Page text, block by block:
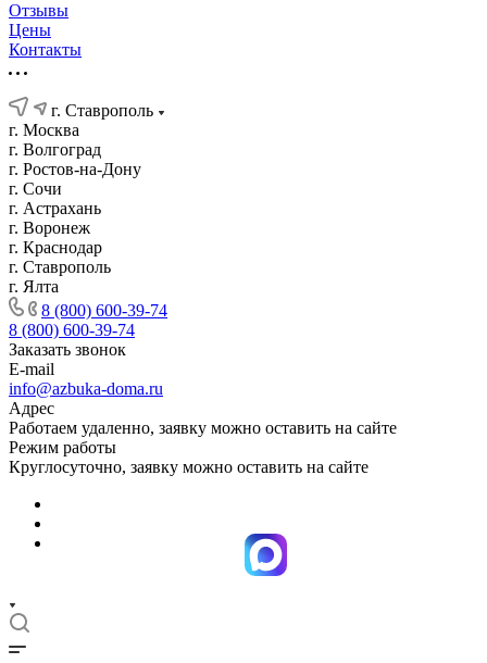
Отзывы
Цены
Контакты
г. Ставрополь
г. Москва
г. Волгоград
г. Ростов-на-Дону
г. Сочи
г. Астрахань
г. Воронеж
г. Краснодар
г. Ставрополь
г. Ялта
8 (800) 600-39-74
8 (800) 600-39-74
Заказать звонок
E-mail
info@azbuka-doma.ru
Адрес
Работаем удаленно, заявку можно оставить на сайте
Режим работы
Круглосуточно, заявку можно оставить на сайте